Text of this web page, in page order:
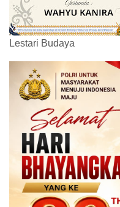
Lestari Budaya